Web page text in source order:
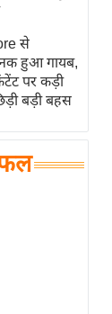
से
हुआ गायब,
पर कड़ी
बड़ी बहस